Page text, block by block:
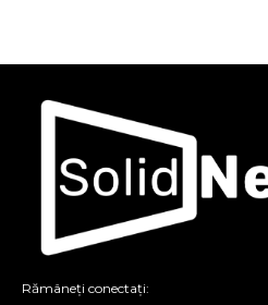
Rămâneți conectați: